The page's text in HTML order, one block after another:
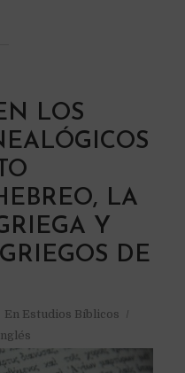
LOS
LA
Y
DE
En Estudios Bíblicos